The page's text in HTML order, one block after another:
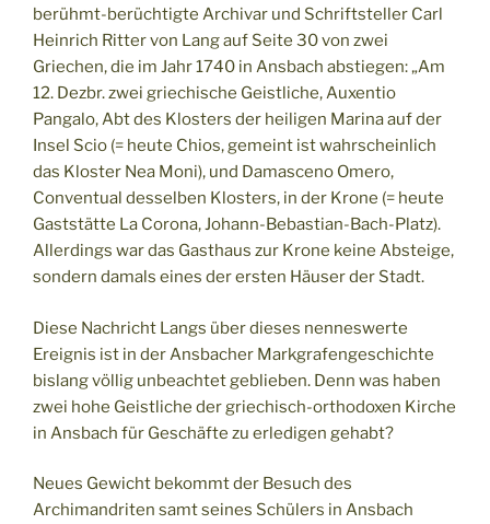
berühmt-berüchtigte Archivar und Schriftsteller Carl
Heinrich Ritter von Lang auf Seite 30 von zwei
Griechen, die im Jahr 1740 in Ansbach abstiegen: „Am
12. Dezbr. zwei griechische Geistliche, Auxentio
Pangalo, Abt des Klosters der heiligen Marina auf der
Insel Scio (= heute Chios, gemeint ist wahrscheinlich
das Kloster Nea Moni), und Damasceno Omero,
Conventual desselben Klosters, in der Krone (= heute
Gaststätte La Corona, Johann-Bebastian-Bach-Platz).
Allerdings war das Gasthaus zur Krone keine Absteige,
sondern damals eines der ersten Häuser der Stadt.
Diese Nachricht Langs über dieses nenneswerte
Ereignis ist in der Ansbacher Markgrafengeschichte
bislang völlig unbeachtet geblieben. Denn was haben
zwei hohe Geistliche der griechisch-orthodoxen Kirche
in Ansbach für Geschäfte zu erledigen gehabt?
Neues Gewicht bekommt der Besuch des
Archimandriten samt seines Schülers in Ansbach